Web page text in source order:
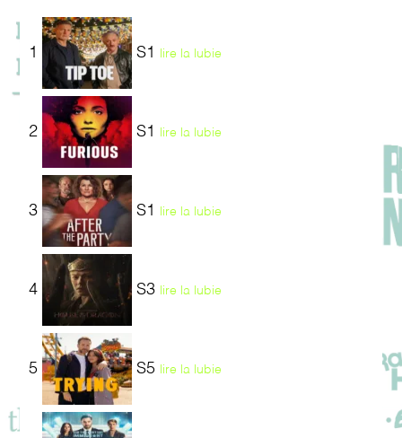
1 S1 lire la lubie
2 S1 lire la lubie
3 S1 lire la lubie
4 S3 lire la lubie
5 S5 lire la lubie